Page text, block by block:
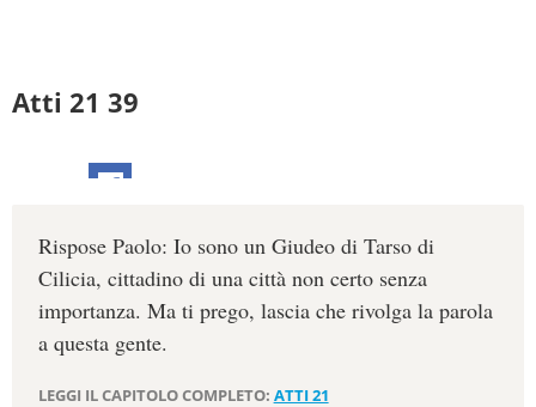
Atti 21 39
Rispose Paolo: Io sono un Giudeo di Tarso di
Cilicia, cittadino di una città non certo senza
importanza. Ma ti prego, lascia che rivolga la parola
a questa gente.
LEGGI IL CAPITOLO COMPLETO: ATTI 21